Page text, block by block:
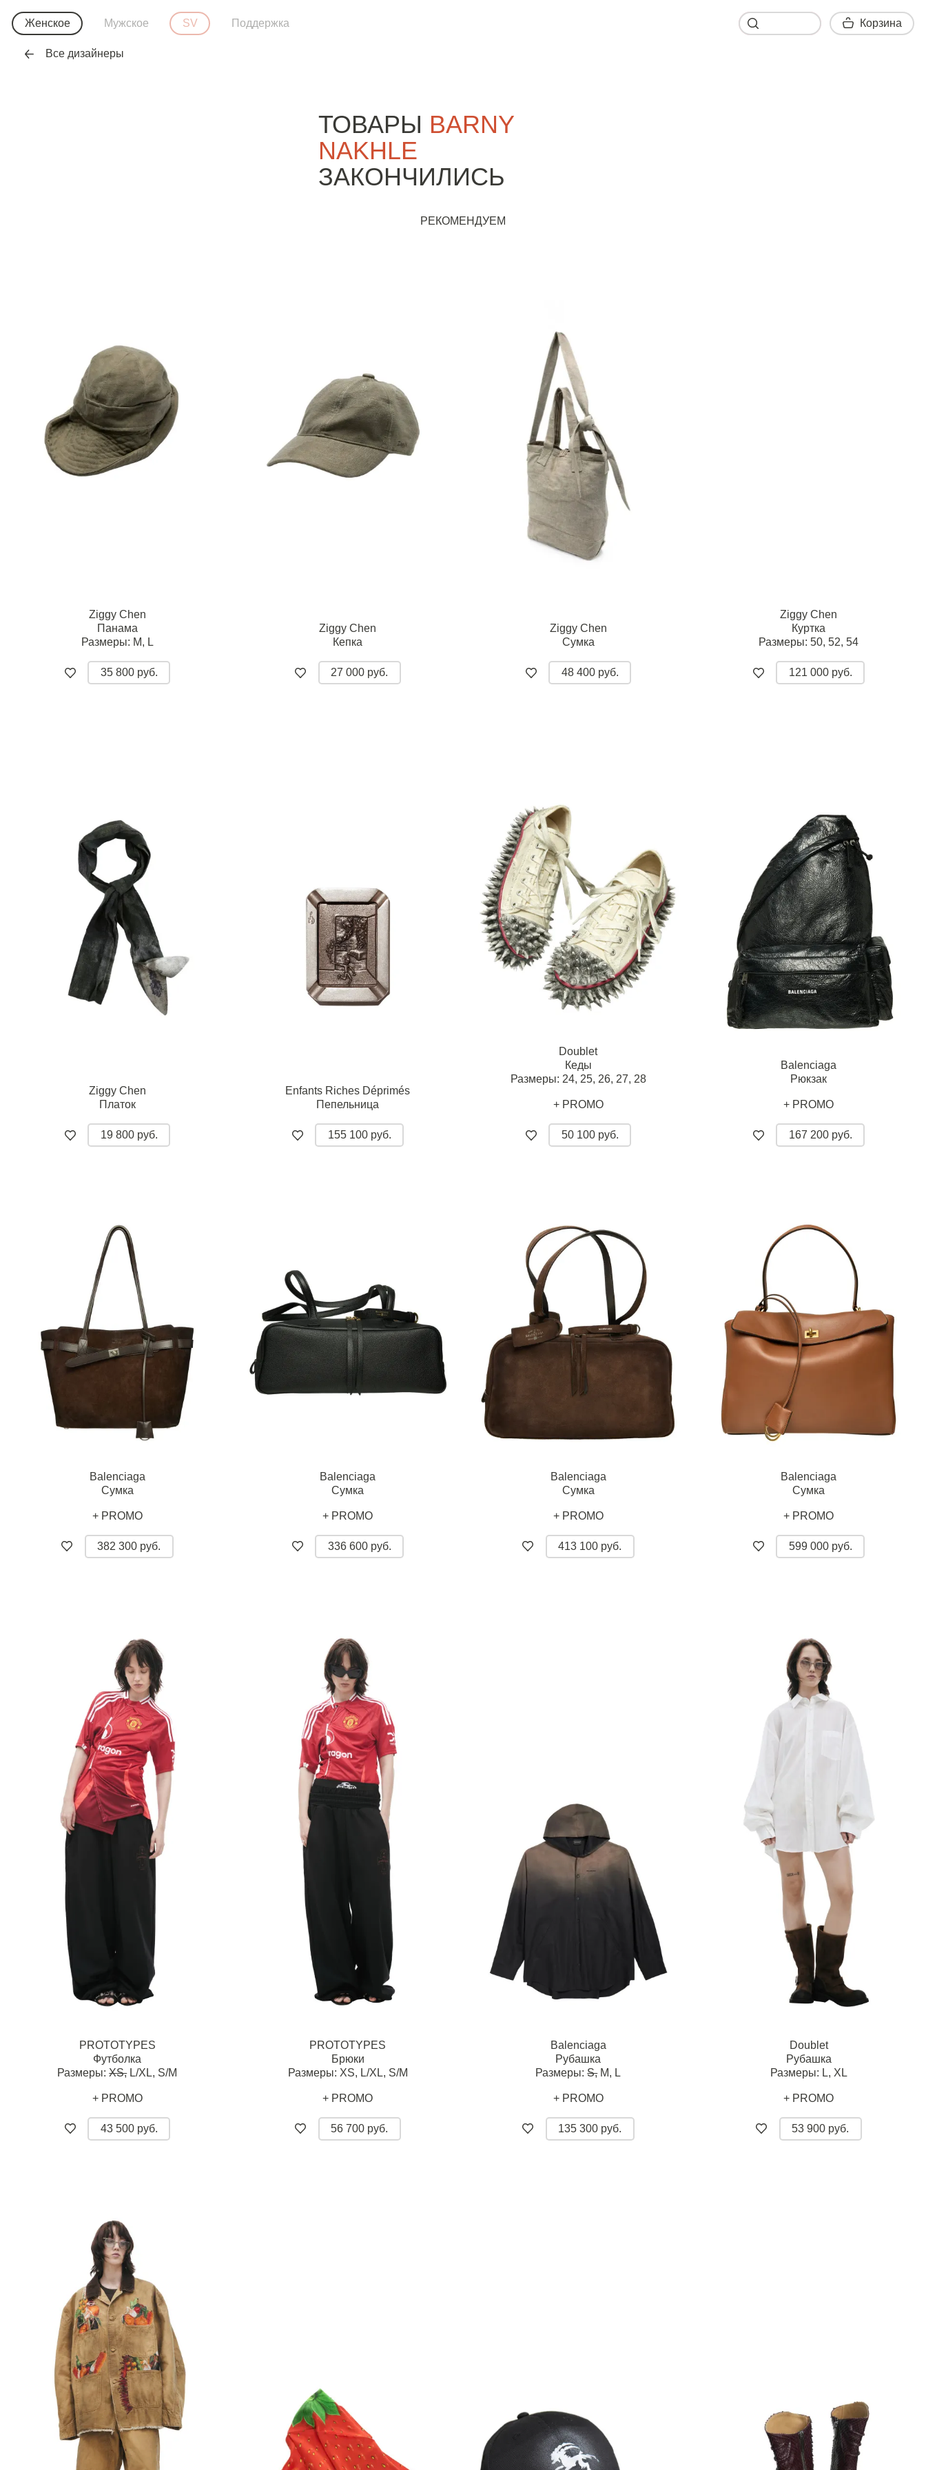
ТОВАРЫ BARNY
NAKHLE
ЗАКОНЧИЛИСЬ
РЕКОМЕНДУЕМ
Ziggy Chen
Панама
Размеры: M, L
35 800 руб.
Ziggy Chen
Кепка
27 000 руб.
Ziggy Chen
Сумка
48 400 руб.
Ziggy Chen
Куртка
Размеры:50, 52, 54
121 000 руб.
Ziggy Chen
Платок
19 800 руб.
Enfants Riches Déprimés
Пепельница
155 100 руб.
Doublet
Кеды
Размеры: 24, 25, 26, 27, 28
+ PROMO
50 100 руб.
Balenciaga
Рюкзак
+ PROMO
167 200 руб.
Balenciaga
Сумка
+ PROMO
382 300 руб.
Balenciaga
Сумка
+ PROMO
336 600 руб.
Balenciaga
Сумка
+ PROMO
413 100 руб.
Balenciaga
Сумка
+ PROMO
599 000 руб.
PROTOTYPES
Футболка
Размеры:XS, L/XL, S/M
+ PROMO
43 500 руб.
PROTOTYPES
Брюки
Размеры: XS, L/XL, S/M
+ PROMO
56 700 руб.
Balenciaga
Рубашка
Размеры:S, M, L
+ PROMO
135 300 руб.
Doublet
Рубашка
Размеры: L, XL
+ PROMO
53 900 руб.
Женское Мужское SV Поддержка Корзина
Все дизайнеры
Корзина